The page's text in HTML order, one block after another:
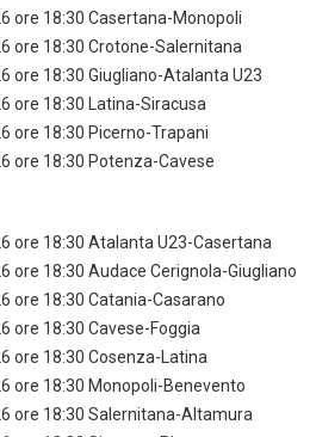
ore 18:30 Casertana-Monopoli
ore 18:30 Crotone-Salernitana
ore 18:30 Giugliano-Atalanta U23
ore 18:30 Latina-Siracusa
ore 18:30 Picerno-Trapani
ore 18:30 Potenza-Cavese
ore 18:30 Atalanta U23-Casertana
ore 18:30 Audace Cerignola-Giugliano
ore 18:30 Catania-Casarano
ore 18:30 Cavese-Foggia
ore 18:30 Cosenza-Latina
ore 18:30 Monopoli-Benevento
ore 18:30 Salernitana-Altamura